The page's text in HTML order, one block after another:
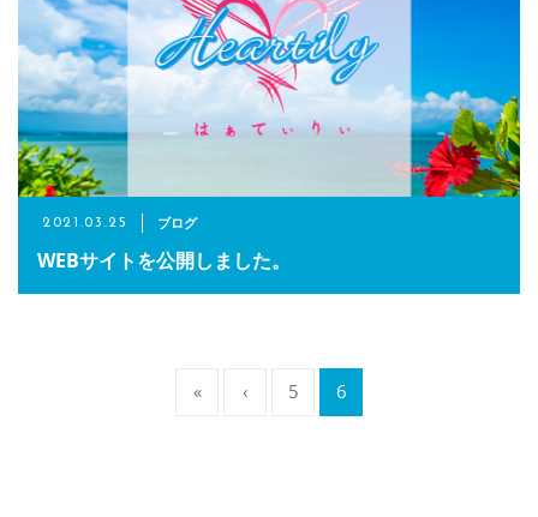
2021.03.25 ブログ
WEBサイトを公開しました。
« ‹ 5 6